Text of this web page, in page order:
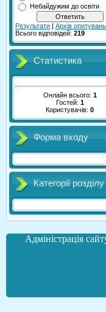
Небайдужим до освіти
Результати | Архів опитувань
Всього відповідей: 219
Статистика
Онлайн всього: 1
Гостей: 1
Користувачів:0
Форма входу
Категорії розділу
Адміністрація